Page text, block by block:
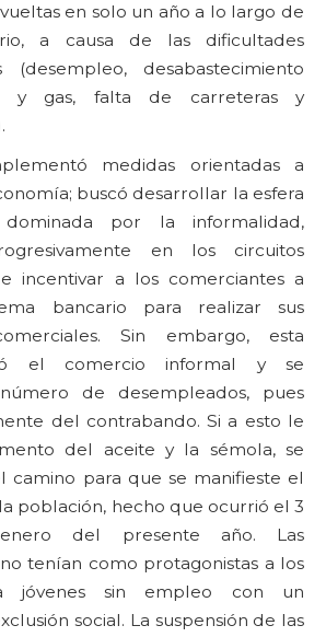
en solo un año a lo largo de
a causa de las dificultades
(desempleo, desabastecimiento
y gas, falta de carreteras y
medidas orientadas a
buscó desarrollar la esfera
por la informalidad,
en los circuitos
incentivar a los comerciantes a
bancario para realizar sus
Sin embargo, esta
el comercio informal y se
de desempleados, pues
del contrabando. Si a esto le
del aceite y la sémola, se
camino para que se manifieste el
población, hecho que ocurrió el 3
del presente año. Las
tenían como protagonistas a los
jóvenes sin empleo con un
social. La suspensión de las